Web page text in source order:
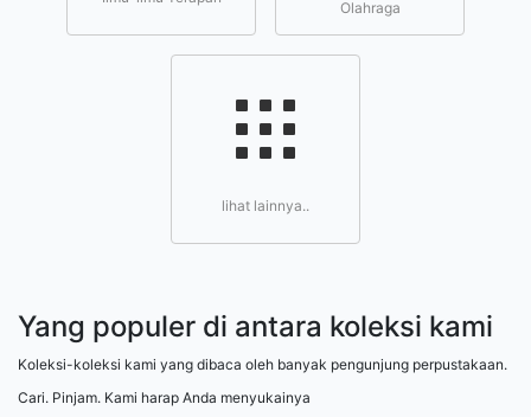
Olahraga
lihat lainnya..
Yang populer di antara koleksi kami
Koleksi-koleksi kami yang dibaca oleh banyak pengunjung perpustakaan.
Cari. Pinjam. Kami harap Anda menyukainya